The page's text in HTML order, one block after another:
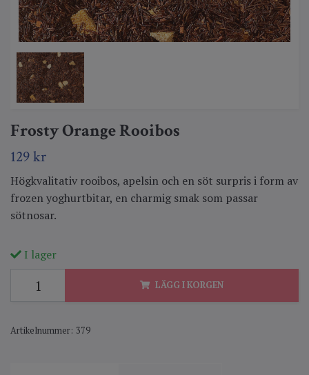
Frosty Orange Rooibos
129 kr
Högkvalitativ rooibos, apelsin och en söt surpris i form av
frozen yoghurtbitar, en charmig smak som passar
sötnosar.
I lager
LÄGG I KORGEN
Artikelnummer: 379